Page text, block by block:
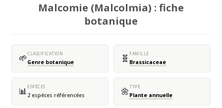
Malcomie (Malcolmia) : fiche
botanique
🌱CLASSIFICATION
Genre botanique 🧬 FAMILLE
Brassicaceae
📊ESPÈCES
2 espèces référencées 🌼TYPE
Plante annuelle